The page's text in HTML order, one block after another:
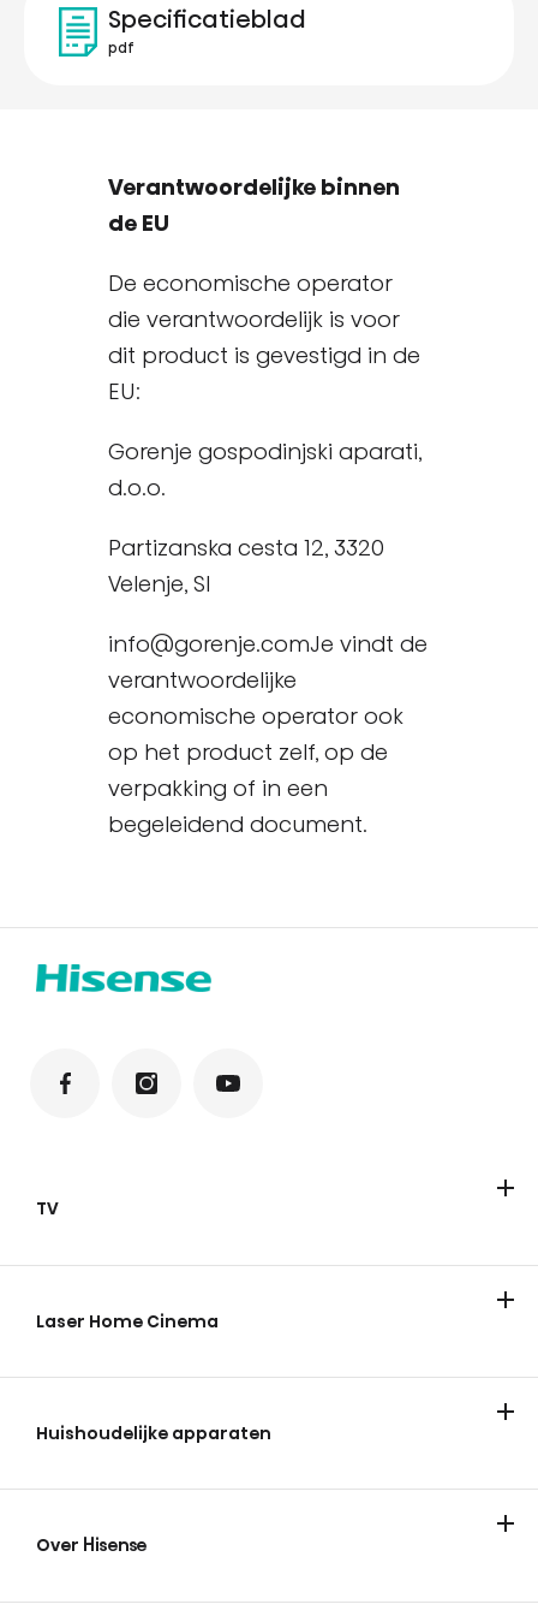
Specificatieblad
pdf
Verantwoordelijke binnen
de EU
De economische operator
die verantwoordelijk is voor
dit product is gevestigd in de
EU:
Gorenje gospodinjski aparati,
d.o.o.
Partizanska cesta 12, 3320
Velenje, SI
info@gorenje.comJe vindt de
verantwoordelijke
economische operator ook
op het product zelf, op de
verpakking of in een
begeleidend document.
TV
Laser Home Cinema
Huishoudelijke apparaten
Over Hisense